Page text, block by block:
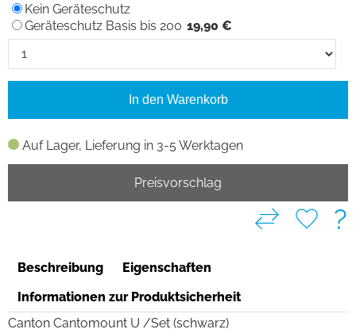
Auf Lager, Lieferung in 3-5 Werktagen
Kein Geräteschutz
Geräteschutz Basis bis 200 19,90 €
In den Warenkorb
Preisvorschlag
?
Beschreibung
Eigenschaften
Informationen zur Produktsicherheit
Canton Cantomount U /Set (schwarz)